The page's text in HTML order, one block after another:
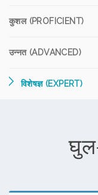
कुशल (PROFICIENT)
उन्नत (ADVANCED)
विशेषज्ञ (EXPERT)